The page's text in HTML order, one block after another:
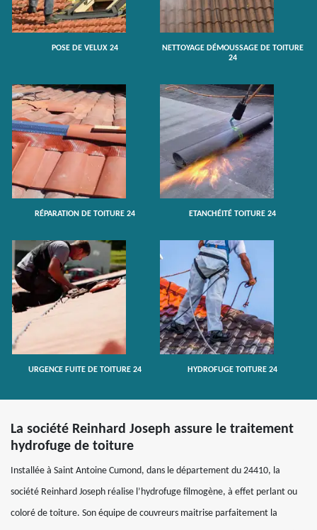
POSE DE VELUX 24
NETTOYAGE DÉMOUSSAGE DE TOITURE
24
RÉPARATION DE TOITURE 24 ETANCHÉITÉ TOITURE 24
URGENCE FUITE DE TOITURE 24 HYDROFUGE TOITURE 24
La société Reinhard Joseph assure le traitement
hydrofuge de toiture
Installée à Saint Antoine Cumond, dans le département du 24410, la
société Reinhard Joseph réalise l’hydrofuge filmogène, à effet perlant ou
coloré de toiture. Son équipe de couvreurs maitrise parfaitement la